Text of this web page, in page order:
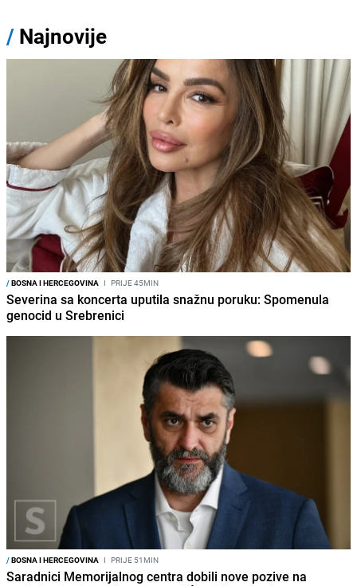
/ Najnovije
/BOSNA I HERCEGOVINA I PRIJE 45MIN
Severina sa koncerta uputila snažnu poruku: Spomenula
genocid u Srebrenici
/BOSNA I HERCEGOVINA I PRIJE 51MIN
Saradnici Memorijalnog centra dobili nove pozive na